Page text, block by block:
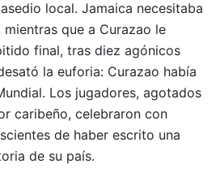
asedio local. Jamaica necesitaba
que a Curazao le
final, tras diez agónicos
la euforia: Curazao había
Los jugadores, agotados
caribeño, celebraron con
de haber escrito una
de su país.